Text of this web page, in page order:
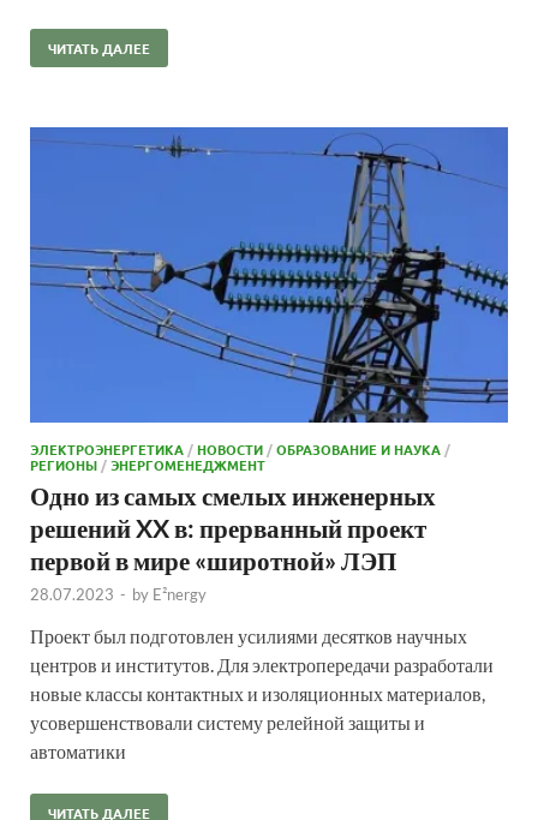
ЧИТАТЬ ДАЛЕЕ
ЭЛЕКТРОЭНЕРГЕТИКА/НОВОСТИ/ОБРАЗОВАНИЕ И НАУКА/
РЕГИОНЫ/ЭНЕРГОМЕНЕДЖМЕНТ
Одно из самых смелых инженерных
решений XX в: прерванный проект
первой в мире «широтной» ЛЭП
28.07.2023 - by E²nergy
Проект был подготовлен усилиями десятков научных
центров и институтов. Для электропередачи разработали
новые классы контактных и изоляционных материалов,
усовершенствовали систему релейной защиты и
автоматики
ЧИТАТЬ ДАЛЕЕ